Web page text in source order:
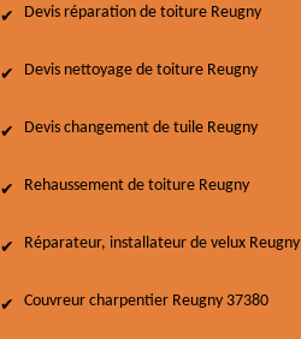
Devis réparation de toiture Reugny
Devis nettoyage de toiture Reugny
Devis changement de tuile Reugny
Rehaussement de toiture Reugny
Réparateur, installateur de velux Reugny
Couvreur charpentier Reugny 37380